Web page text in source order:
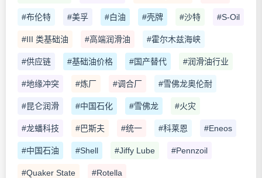
#布伦特 #美孚 #白油 #壳牌 #沙特 #S-Oil
#III 类基础油 #高端润滑油 #霍尔木兹海峡
#供应链 #基础油价格 #国产替代 #润滑油行业
#地缘冲突 #炼厂 #调合厂 #雪佛龙奥伦耐
#昆仑润滑 #中国石化 #雪佛龙 #火灾
#龙蟠科技 #巴斯夫 #统一 #科莱恩 #Eneos
#中国石油 #Shell #Jiffy Lube #Pennzoil
#Quaker State #Rotella